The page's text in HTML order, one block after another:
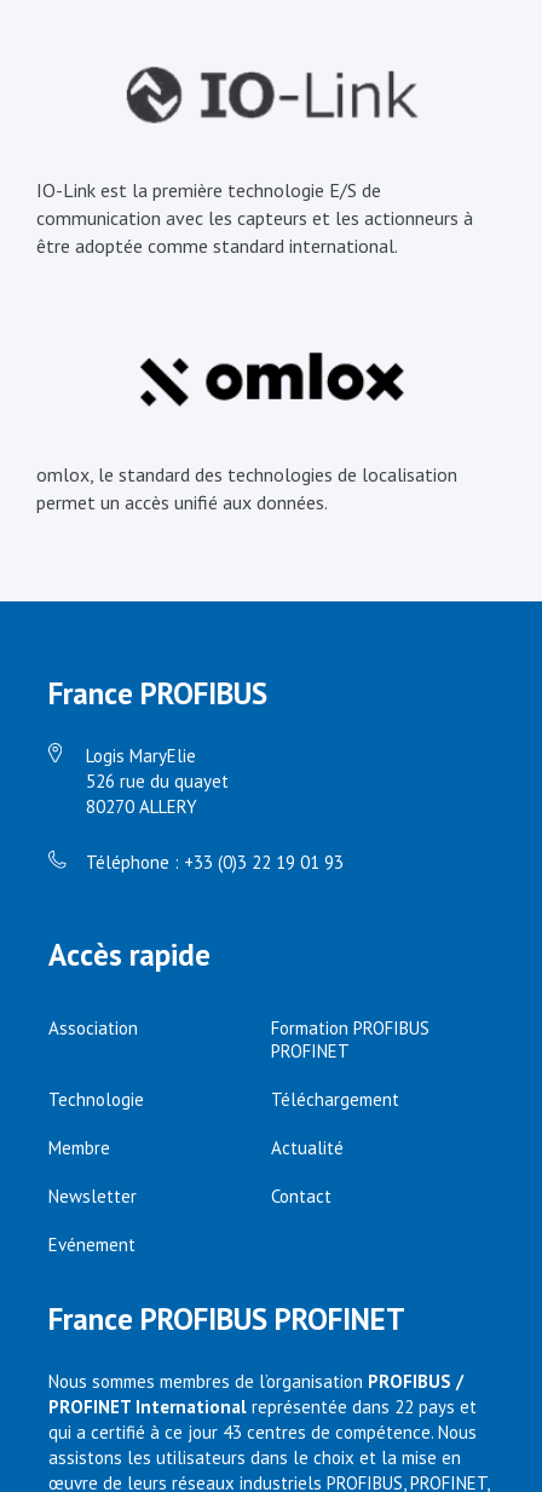
IO-Link est la première technologie E/S de
communication avec les capteurs et les actionneurs à
être adoptée comme standard international.
omlox, le standard des technologies de localisation
permet un accès unifié aux données.
France PROFIBUS
Logis MaryElie
526 rue du quayet
80270 ALLERY
Téléphone : +33 (0)3 22 19 01 93
Accès rapide
Association
Formation PROFIBUS
PROFINET
Technologie Téléchargement
Membre Actualité
Newsletter Contact
Evénement
France PROFIBUS PROFINET
Nous sommes membres de l’organisation PROFIBUS /
PROFINET International représentée dans 22 pays et
qui a certifié à ce jour 43 centres de compétence. Nous
assistons les utilisateurs dans le choix et la mise en
œuvre de leurs réseaux industriels PROFIBUS, PROFINET,